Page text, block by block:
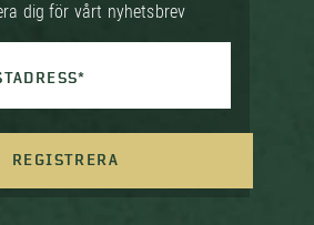
dig för vårt nyhetsbrev
REGISTRERA